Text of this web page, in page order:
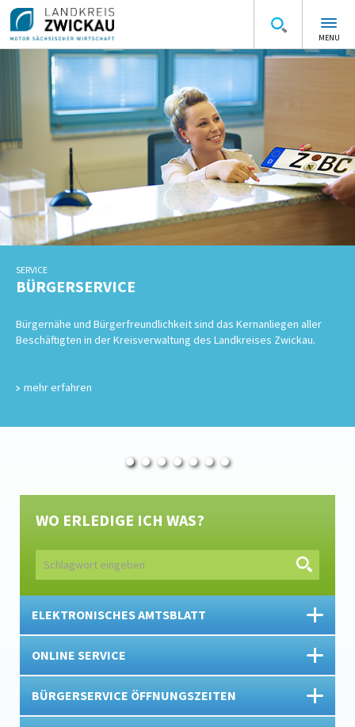
MENU
SERVICE
BÜRGERSERVICE
Bürgernähe und Bürgerfreundlichkeit sind das Kernanliegen aller
Beschäftigten in der Kreisverwaltung des Landkreises Zwickau.
mehr erfahren
WO ERLEDIGE ICH WAS?
ELEKTRONISCHES AMTSBLATT
ONLINE SERVICE
BÜRGERSERVICE ÖFFNUNGSZEITEN